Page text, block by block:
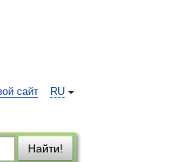
RU
сайт
Найти!